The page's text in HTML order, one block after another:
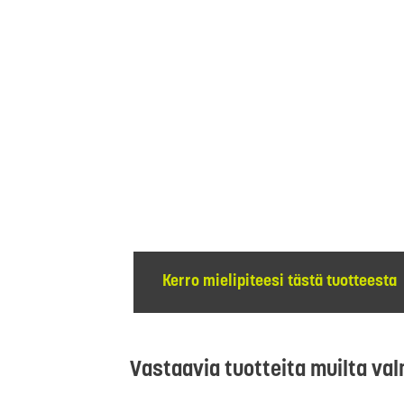
Kerro mielipiteesi tästä tuotteesta
Vastaavia tuotteita muilta